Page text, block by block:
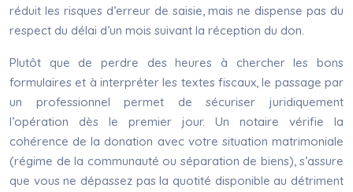
réduit les risques d’erreur de saisie, mais ne dispense pas du
respect du délai d’un mois suivant la réception du don.
Plutôt que de perdre des heures à chercher les bons
formulaires et à interpréter les textes fiscaux, le passage par
un professionnel permet de sécuriser juridiquement
l’opération dès le premier jour. Un notaire vérifie la
cohérence de la donation avec votre situation matrimoniale
(régime de la communauté ou séparation de biens), s’assure
que vous ne dépassez pas la quotité disponible au détriment